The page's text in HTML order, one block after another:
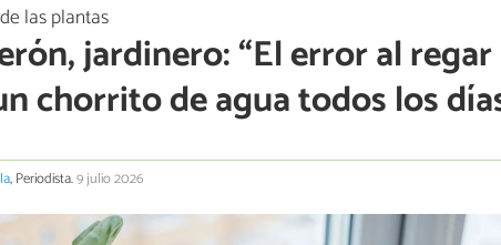
las plantas
jardinero: “El error al
chorrito de agua todos los
, Periodista.9 julio 2026